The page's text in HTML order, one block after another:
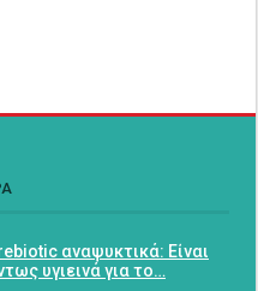
αναψυκτικά: Είναι
υγιεινά για το…